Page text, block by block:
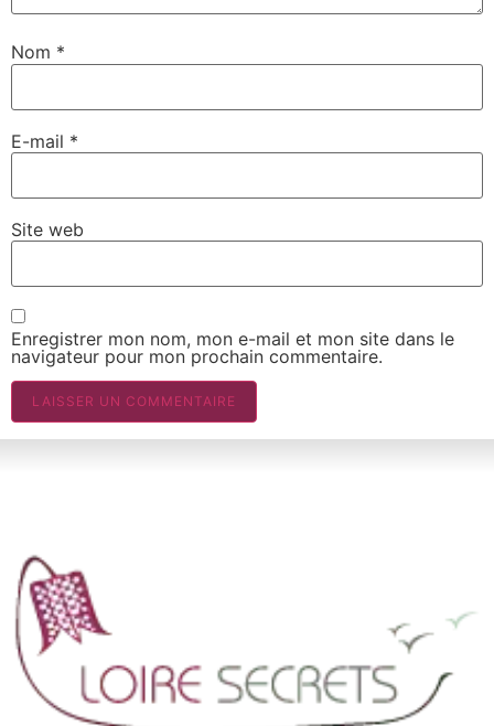
Nom *
E-mail *
Site web
Enregistrer mon nom, mon e-mail et mon site dans le
navigateur pour mon prochain commentaire.